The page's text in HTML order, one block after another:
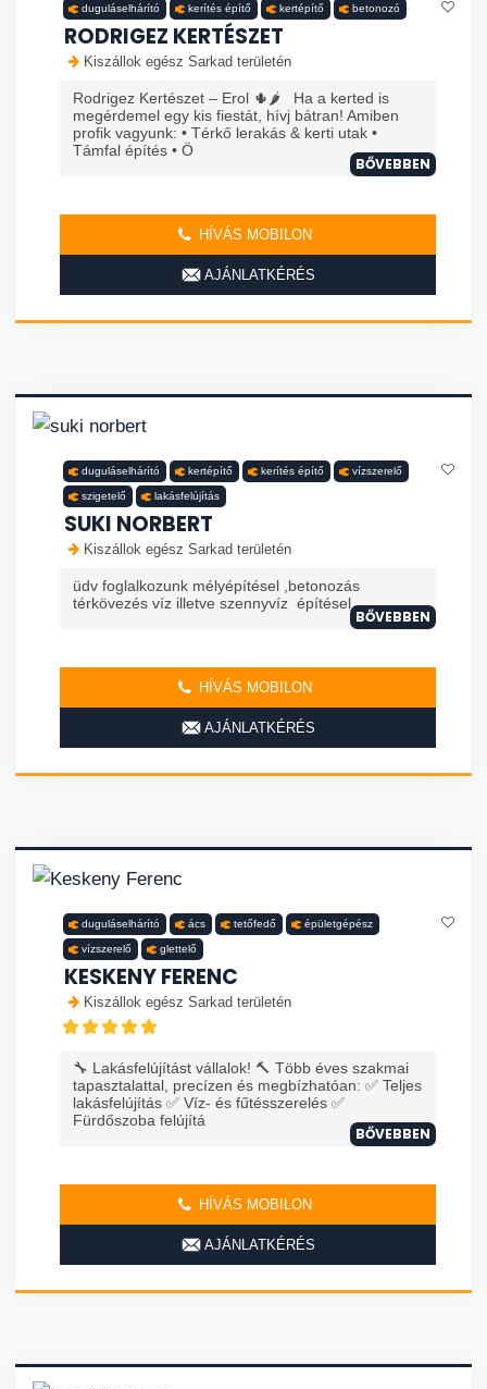
duguláselhárító kerítés építő kertépítő betonozó
RODRIGEZ KERTÉSZET
Kiszállok egész Sarkad területén
Rodrigez Kertészet – Erol 🌵🌶️ Ha a kerted is
megérdemel egy kis fiestát, hívj bátran! Amiben
profik vagyunk: • Térkő lerakás & kerti utak •
Támfal építés • Ö
BŐVEBBEN
HÍVÁS MOBILON
AJÁNLATKÉRÉS
duguláselhárító kertépítő kerítés építő vízszerelő
szigetelő lakásfelújítás
SUKI NORBERT
Kiszállok egész Sarkad területén
üdv foglalkozunk mélyépítésel ,betonozás
térkövezés víz illetve szennyvíz építésel
BŐVEBBEN
HÍVÁS MOBILON
AJÁNLATKÉRÉS
duguláselhárító ács tetőfedő épületgépész
vízszerelő glettelő
KESKENY FERENC
Kiszállok egész Sarkad területén
🔧 Lakásfelújítást vállalok! 🔨 Több éves szakmai
tapasztalattal, precízen és megbízhatóan: ✅ Teljes
lakásfelújítás ✅ Víz- és fűtésszerelés ✅
Fürdőszoba felújítá
BŐVEBBEN
HÍVÁS MOBILON
AJÁNLATKÉRÉS